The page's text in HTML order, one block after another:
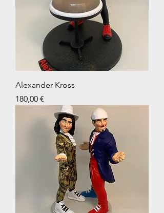
Alexander Kross
Prix
180,00 €